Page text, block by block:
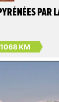
PAR
1068 KM